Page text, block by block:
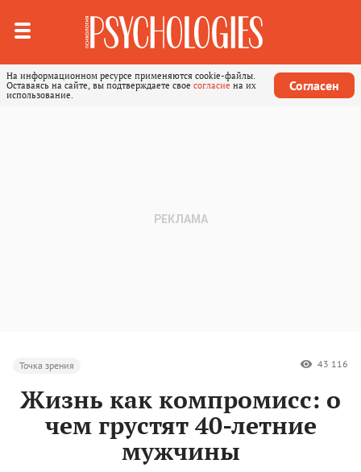
На информационном ресурсе применяются cookie-файлы.
Оставаясь на сайте, вы подтверждаете свое согласие на их
использование.
Согласен
Точка зрения 43 116
Жизнь как компромисс: о
чем грустят 40-летние
мужчины